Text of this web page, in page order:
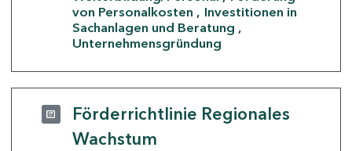
von Personalkosten
Investitionen in
Sachanlagen und Beratung
Unternehmensgründung
Förderrichtlinie Regionales
Wachstum